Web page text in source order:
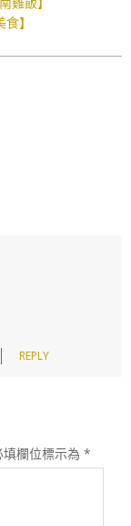
】
REPLY
填欄位標示為 *